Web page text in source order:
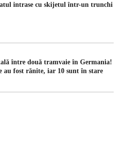
intrase cu skijetul într-un trunchi
între două tramvaie în Germania!
au fost rănite, iar 10 sunt în stare